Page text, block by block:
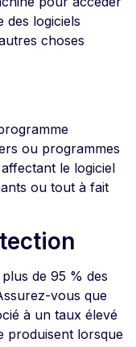
des logiciels
choses
ou programmes
le logiciel
ou tout à fait
de 95 % des
vous que
à un taux élevé
produisent lorsque